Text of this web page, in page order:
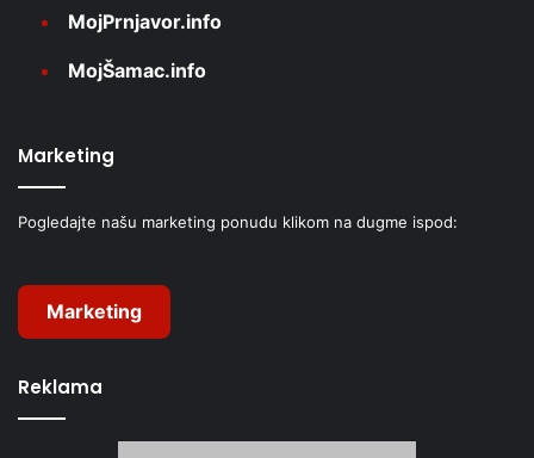
MojPrnjavor.info
MojŠamac.info
Marketing
Pogledajte našu marketing ponudu klikom na dugme ispod:
Marketing
Reklama